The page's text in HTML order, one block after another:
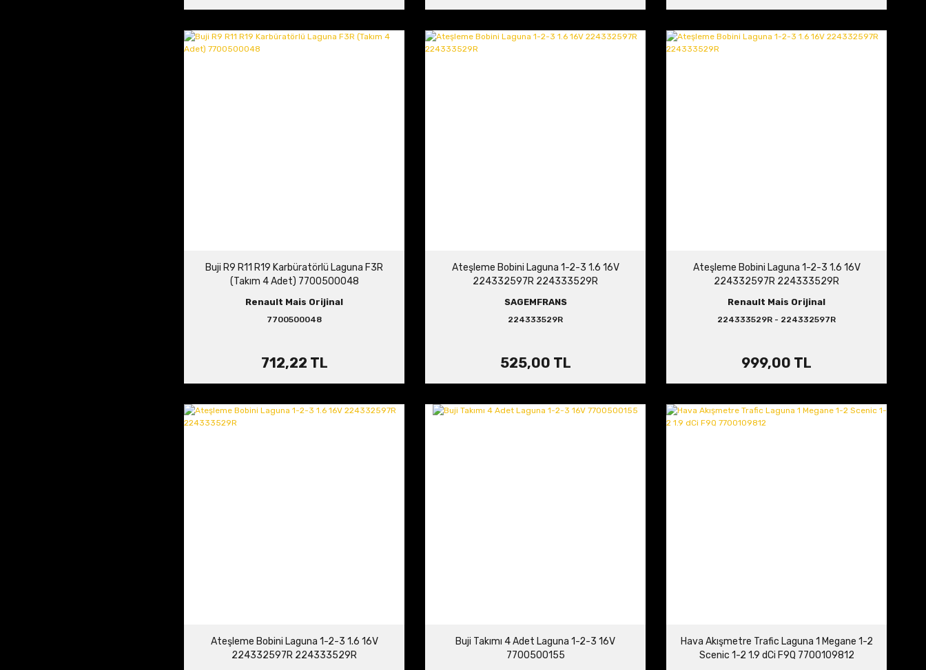
Buji R9 R11 R19 Karbüratörlü Laguna F3R
(Takım 4 Adet) 7700500048
Renault Mais Orijinal
7700500048
712,22 TL
Ateşleme Bobini Laguna 1-2-3 1.6 16V
224332597R 224333529R
SAGEMFRANS
224333529R
525,00 TL
Ateşleme Bobini Laguna 1-2-3 1.6 16V
224332597R 224333529R
Renault Mais Orijinal
224333529R - 224332597R
999,00 TL
Ateşleme Bobini Laguna 1-2-3 1.6 16V
224332597R 224333529R
Buji Takımı 4 Adet Laguna 1-2-3 16V
7700500155
Hava Akışmetre Trafic Laguna 1 Megane 1-2
Scenic 1-2 1.9 dCi F9Q 7700109812